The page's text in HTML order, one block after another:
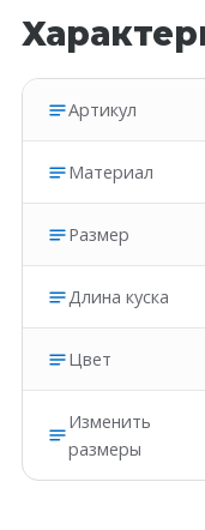
Артикул
Материал
Размер
Длина куска
Цвет
Изменить
размеры